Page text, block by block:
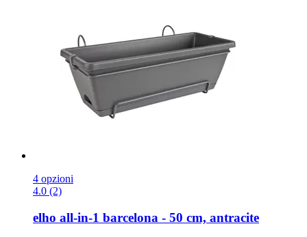
4 opzioni
4.0 (2)
elho all-​in-​1 barcelona -​ 50 cm, antracite